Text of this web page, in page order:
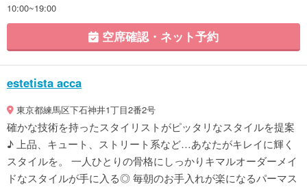
10:00~19:00
空席確認・ネット予約
estetista acca
東京都練馬区下石神井1丁目2番2号
確かな技術を持ったスタイリストがピッタリなスタイルを提案
♪ 上品、キュート、ストリート系など…あなたがキレイに輝く
スタイルを。 一人ひとりの骨格にしっかりキマルオーダーメイ
ドなスタイルが手に入る◎ 毎朝のお手入れが楽になるパーマス